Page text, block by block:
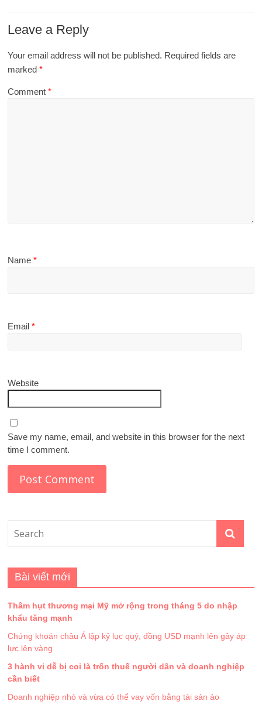
Leave a Reply
Your email address will not be published. Required fields are
marked*
Comment*
Name*
Email*
Website
Save my name, email, and website in this browser for the next
time I comment.
Bài viết mới
Thâm hụt thương mại Mỹ mở rộng trong tháng 5 do nhập
khẩu tăng mạnh
Chứng khoán châu Á lập kỷ lục quý, đồng USD mạnh lên gây áp
lực lên vàng
3 hành vi dễ bị coi là trốn thuế người dân và doanh nghiệp
cần biết
Doanh nghiệp nhỏ và vừa có thể vay vốn bằng tài sản ảo